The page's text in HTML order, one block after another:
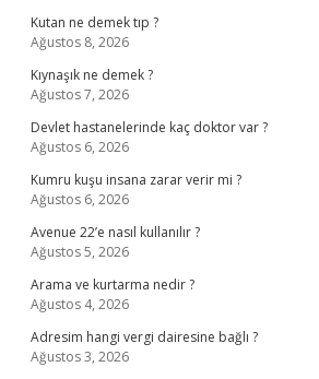
Kutan ne demek tıp ?
Ağustos 8, 2026
Kıynaşık ne demek ?
Ağustos 7, 2026
Devlet hastanelerinde kaç doktor var ?
Ağustos 6, 2026
Kumru kuşu insana zarar verir mi ?
Ağustos 6, 2026
Avenue 22’e nasıl kullanılır ?
Ağustos 5, 2026
Arama ve kurtarma nedir ?
Ağustos 4, 2026
Adresim hangi vergi dairesine bağlı ?
Ağustos 3, 2026